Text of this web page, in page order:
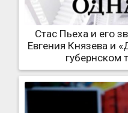
Стас Пьеха и его
Евгения Князева и
губернском